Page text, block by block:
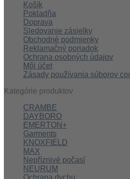
Košík
Pokladňa
Doprava
Sledovanie zásielky
Obchodné podmienky
Reklamačný poriadok
Ochrana osobných údajov
Môj účet
Zásady používania súborov
Kategórie produktov
CRAMBE
DAYBORO
EMERTON+
Garments
KNOXFIELD
MAX
Nepříznivé počasí
NEURUM